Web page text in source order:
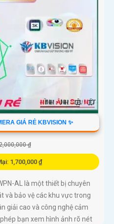
GIÁ RẺ KBVISION ✨
₫
1,700,000 ₫
AL là một thiết bị chuyên
và bảo vệ các khu vực trong
giải cao và công nghệ cảm
bạn xem hình ảnh rõ nét